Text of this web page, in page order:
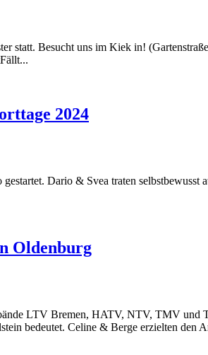
statt. Besucht uns im Kiek in!
2024
Dario & Svea traten
Oldenburg
LTV Bremen, HATV, NTV, TMV
bedeutet. Celine & Berge erzielten den